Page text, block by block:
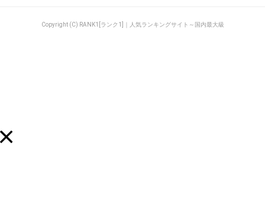
Copyright (C) RANK1[ランク1]｜人気ランキングサイト～国内最大級